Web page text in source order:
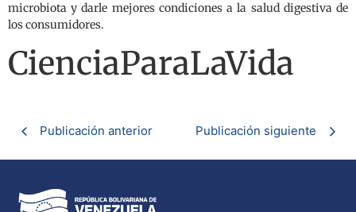
microbiota y darle mejores condiciones a la salud digestiva de
los consumidores.
CienciaParaLaVida
Publicación anterior Publicación siguiente